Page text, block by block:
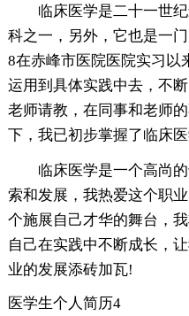
临床医学是二十一世
科之一，另外，它也是一
8在赤峰市医院医院实习以
运用到具体实践中去，不
老师请教，在同事和老师
下，我已初步掌握了临床
临床医学是一个高尚
索和发展，我热爱这个职
个施展自己才华的舞台，
自己在实践中不断成长，
业的发展添砖加瓦!
医学生个人简历4